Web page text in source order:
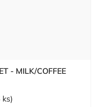
- MILK/COFFEE
ks)